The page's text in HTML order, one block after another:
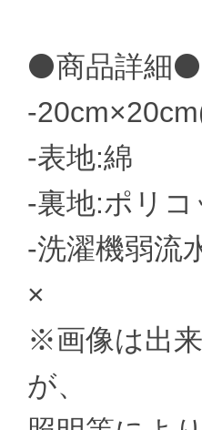
⚫商品詳細⚫
-
-表地:綿
-裏地:ポリ
-洗濯機弱流
×
※画像は出
が、